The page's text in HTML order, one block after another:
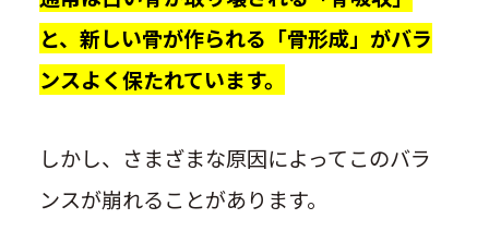
と、新しい骨が作られる「骨形成」がバラ
ンスよく保たれています。
しかし、さまざまな原因によってこのバラ
ンスが崩れることがあります。